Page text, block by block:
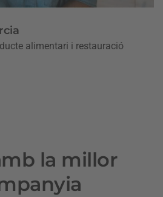
alimentari i restauració
la millor